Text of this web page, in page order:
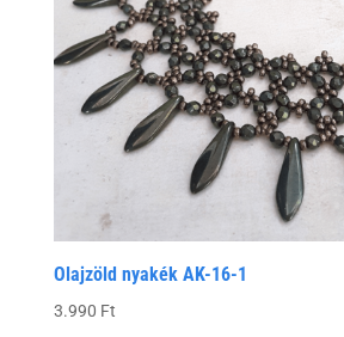
Olajzöld nyakék AK-16-1
3.990 Ft